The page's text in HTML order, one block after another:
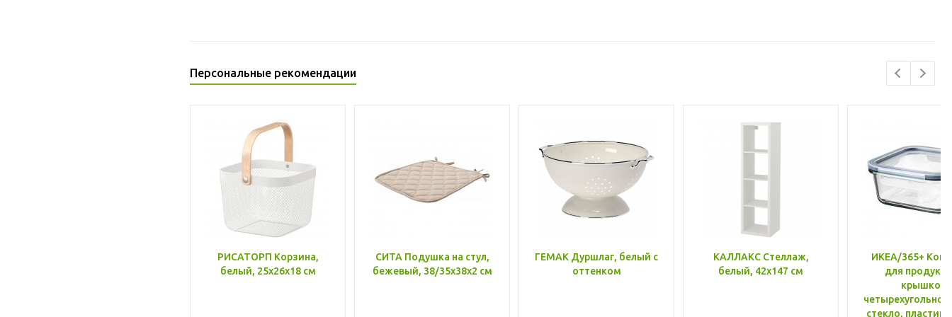
Персональные рекомендации
РИСАТОРП Корзина,
белый, 25x26x18 см
СИТА Подушка на стул,
бежевый, 38/35x38x2 см
ГЕМАК Дуршлаг, белый с
оттенком
КАЛЛАКС Стеллаж,
белый, 42x147 см
ИКЕА/365+
для
крышкой,
стекло, пластик